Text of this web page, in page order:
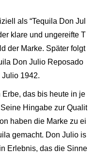
als “Tequila Don Jul
klare und ungereifte T
der Marke. Später folgt
Don Julio Reposado
1942.
das bis heute in je
Hingabe zur Qualit
haben die Marke zu ei
gemacht. Don Julio is
Erlebnis, das die Sinne